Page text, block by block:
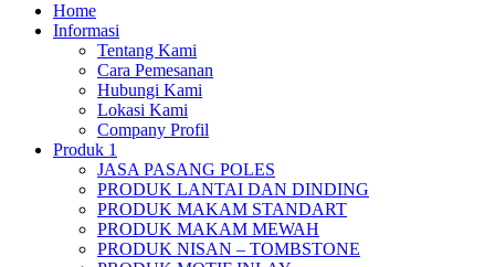
Home
Informasi
Tentang Kami
Cara Pemesanan
Hubungi Kami
Lokasi Kami
Company Profil
Produk 1
JASA PASANG POLES
PRODUK LANTAI DAN DINDING
PRODUK MAKAM STANDART
PRODUK MAKAM MEWAH
PRODUK NISAN – TOMBSTONE